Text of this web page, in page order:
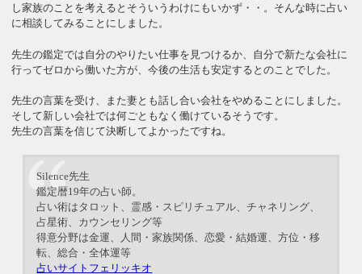
し家族のことを考えるとそういうわけにもいかず・・。そんな時に占い
に相談してみることにしました。
先生の鑑定では自分のやりたい仕事を見つけるか、自分で新たな会社に
行ってゼロから働いた方が、今後の生活も安定するとのことでした。
先生の言葉を受け、また妻とも話し合い会社をやめることにしました。
そして新しい会社では何ごともなく働けているそうです。
先生の言葉を信じて決断してよかったですね。
Silence先生
鑑定暦19年の占い師。
占い術はタロット、霊感・スピリチュアル、チャネリング、
占星術、カウンセリング等
得意分野は金運、人間・家族関係、恋愛・結婚運、方位・移
転、総合・全体運等
占いサイトフェリッキオ